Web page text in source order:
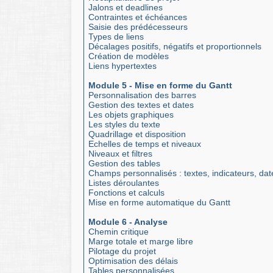
Jalons et deadlines
Contraintes et échéances
Saisie des prédécesseurs
Types de liens
Décalages positifs, négatifs et proportionnels
Création de modèles
Liens hypertextes
Module 5 - Mise en forme du Gantt
Personnalisation des barres
Gestion des textes et dates
Les objets graphiques
Les styles du texte
Quadrillage et disposition
Echelles de temps et niveaux
Niveaux et filtres
Gestion des tables
Champs personnalisés : textes, indicateurs,
Listes déroulantes
Fonctions et calculs
Mise en forme automatique du Gantt
Module 6 - Analyse
Chemin critique
Marge totale et marge libre
Pilotage du projet
Optimisation des délais
Tables personnalisées